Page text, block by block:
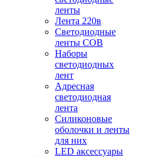
ленты
Лента 220в
Светодиодные
ленты COB
Наборы
светодиодных
лент
Адресная
светодиодная
лента
Силиконовые
оболочки и ленты
для них
LED аксессуары